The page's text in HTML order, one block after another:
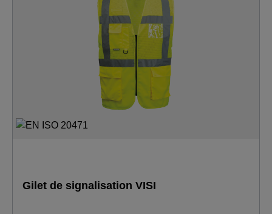
Gilet de signalisation VISI